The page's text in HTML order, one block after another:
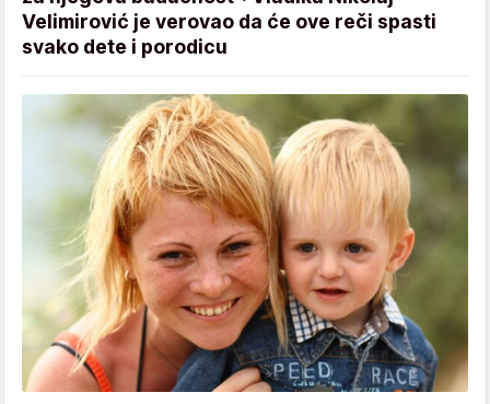
Velimirović je verovao da će ove reči spasti
svako dete i porodicu